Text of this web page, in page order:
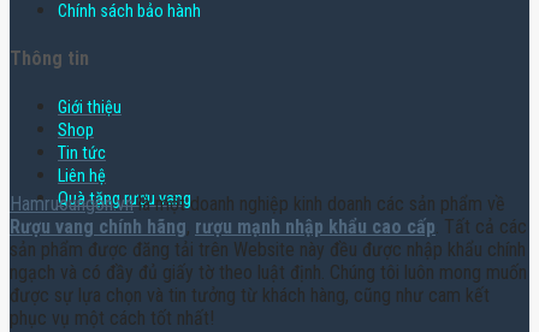
Chính sách bảo hành
Thông tin
Giới thiệu
Shop
Tin tức
Liên hệ
Quà tặng rượu vang
Hamruoungon.vnlà một doanh nghiệp kinh doanh các sản phẩm về
Rượu vang chính hãng, rượu mạnh nhập khẩu cao cấp. Tất cả các
sản phẩm được đăng tải trên Website này đều được nhập khẩu chính
ngạch và có đầy đủ giấy tờ theo luật định. Chúng tôi luôn mong muốn
được sự lựa chọn và tin tưởng từ khách hàng, cũng như cam kết
phục vụ một cách tốt nhất!